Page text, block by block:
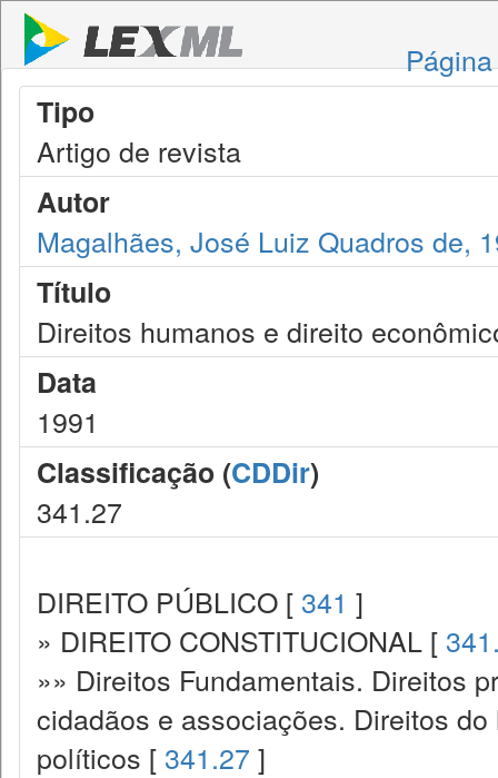
Tipo
Artigo de revista
Autor
Magalhães, José Luiz Quadros de,
Título
Direitos humanos e direito
Data
1991
Classificação (CDDir)
341.27
DIREITO PÚBLICO [ 341 ]
» DIREITO CONSTITUCIONAL [
»» Direitos Fundamentais. Direitos
cidadãos e associações. Direitos
políticos [ 341.27 ]